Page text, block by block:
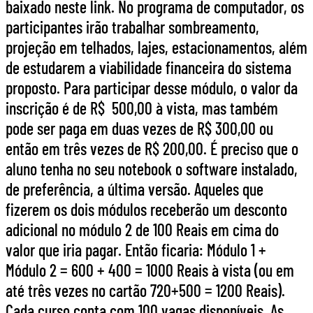
baixado neste link. No programa de computador, os
participantes irão trabalhar sombreamento,
projeção em telhados, lajes, estacionamentos, além
de estudarem a viabilidade financeira do sistema
proposto. Para participar desse módulo, o valor da
inscrição é de R$ 500,00 à vista, mas também
pode ser paga em duas vezes de R$ 300,00 ou
então em três vezes de R$ 200,00. É preciso que o
aluno tenha no seu notebook o software instalado,
de preferência, a última versão. Aqueles que
fizerem os dois módulos receberão um desconto
adicional no módulo 2 de 100 Reais em cima do
valor que iria pagar. Então ficaria: Módulo 1 +
Módulo 2 = 600 + 400 = 1000 Reais à vista (ou em
até três vezes no cartão 720+500 = 1200 Reais).